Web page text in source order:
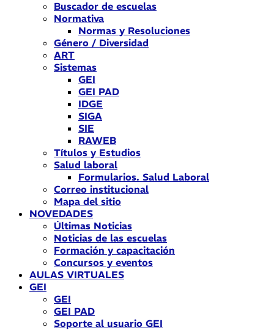
Buscador de escuelas
Normativa
Normas y Resoluciones
Género / Diversidad
ART
Sistemas
GEI
GEI PAD
IDGE
SIGA
SIE
RAWEB
Títulos y Estudios
Salud laboral
Formularios. Salud Laboral
Correo institucional
Mapa del sitio
NOVEDADES
Últimas Noticias
Noticias de las escuelas
Formación y capacitación
Concursos y eventos
AULAS VIRTUALES
GEI
GEI
GEI PAD
Soporte al usuario GEI